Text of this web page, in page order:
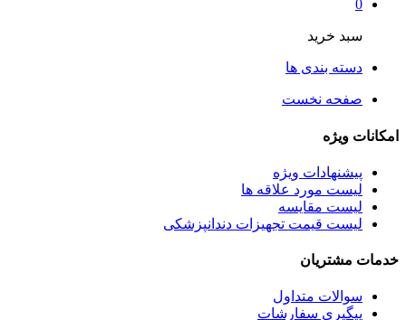
0
سبد خرید
دسته بندی ها
صفحه نخست
امکانات ویژه
پیشنهادات ویژه
لیست مورد علاقه ها
لیست مقایسه
لیست قیمت تجهیزات دندانپزشکی
خدمات مشتریان
سوالات متداول
پیگیری سفارشات